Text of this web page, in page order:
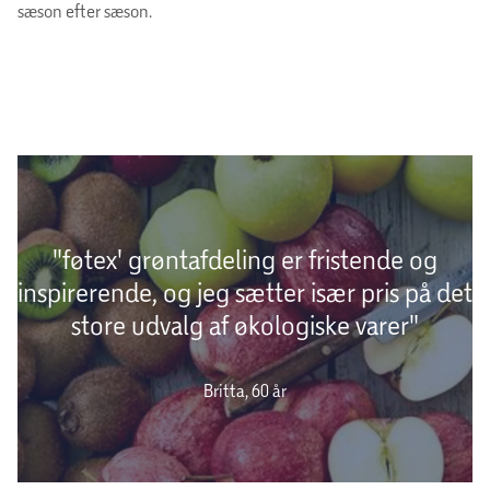
sæson efter sæson.
"føtex' grøntafdeling er fristende og
inspirerende, og jeg sætter især pris på det
store udvalg af økologiske varer"
Britta, 60 år